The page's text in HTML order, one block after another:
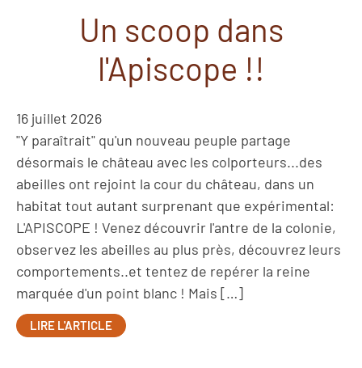
Un scoop dans
l'Apiscope !!
16 juillet 2026
"Y paraîtrait" qu'un nouveau peuple partage
désormais le château avec les colporteurs...des
abeilles ont rejoint la cour du château, dans un
habitat tout autant surprenant que expérimental:
L'APISCOPE ! Venez découvrir l'antre de la colonie,
observez les abeilles au plus près, découvrez leurs
comportements..et tentez de repérer la reine
marquée d'un point blanc ! Mais […]
LIRE L'ARTICLE